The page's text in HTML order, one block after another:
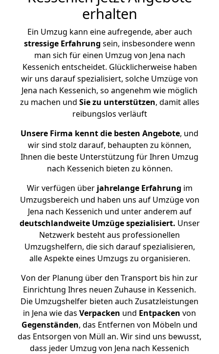
erhalten
Ein Umzug kann eine aufregende, aber auch
stressige Erfahrung sein, insbesondere wenn
man sich für einen Umzug von Jena nach
Kessenich entscheidet. Glücklicherweise haben
wir uns darauf spezialisiert, solche Umzüge von
Jena nach Kessenich, so angenehm wie möglich
zu machen und Sie zu unterstützen, damit alles
reibungslos verläuft
Unsere Firma kennt die besten Angebote, und
wir sind stolz darauf, behaupten zu können,
Ihnen die beste Unterstützung für Ihren Umzug
nach Kessenich bieten zu können.
Wir verfügen überjahrelange Erfahrung im
Umzugsbereich und haben uns auf Umzüge von
Jena nach Kessenich und unter anderem auf
deutschlandweite Umzüge spezialisiert. Unser
Netzwerk besteht aus professionellen
Umzugshelfern, die sich darauf spezialisieren,
alle Aspekte eines Umzugs zu organisieren.
Von der Planung über den Transport bis hin zur
Einrichtung Ihres neuen Zuhause in Kessenich.
Die Umzugshelfer bieten auch Zusatzleistungen
in Jena wie das Verpacken und Entpacken von
Gegenständen, das Entfernen von Möbeln und
das Entsorgen von Müll an. Wir sind uns bewusst,
dass jeder Umzug von Jena nach Kessenich